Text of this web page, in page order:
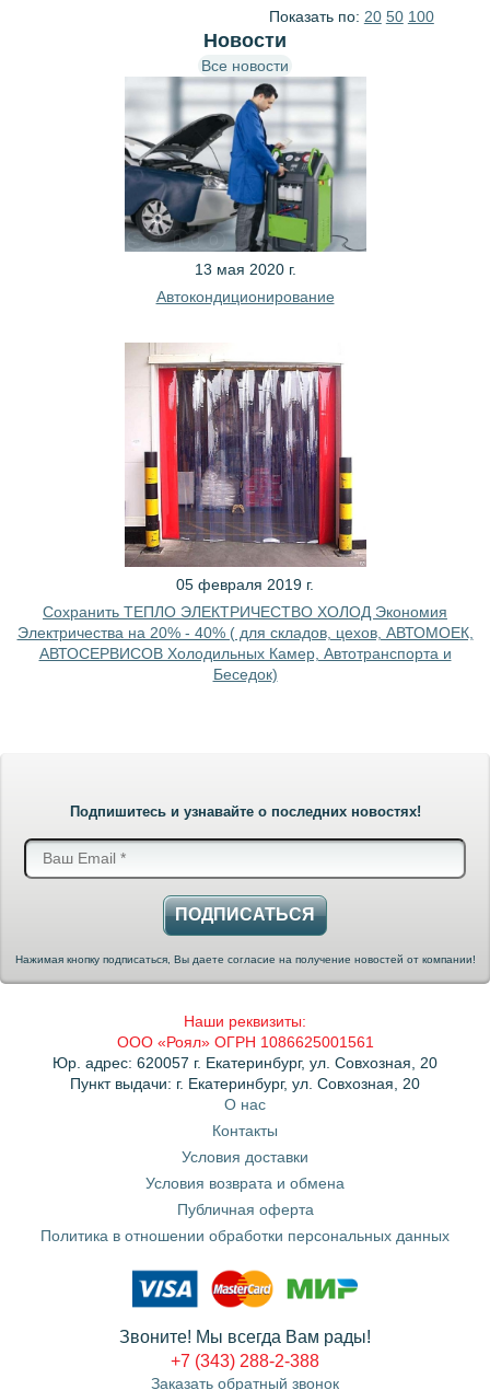
Показать по: 20 50 100
Новости
Все новости
13 мая 2020 г.
Автокондиционирование
05 февраля 2019 г.
Сохранить ТЕПЛО ЭЛЕКТРИЧЕСТВО ХОЛОД Экономия
Электричества на 20% - 40% ( для складов, цехов, АВТОМОЕК,
АВТОСЕРВИСОВ Холодильных Камер, Автотранспорта и
Беседок)
Подпишитесь и узнавайте о последних новостях!
ПОДПИСАТЬСЯ
Нажимая кнопку подписаться, Вы даете согласие на получение новостей от компании!
Наши реквизиты:
ООО «Роял» ОГРН 1086625001561
Юр. адрес: 620057 г. Екатеринбург, ул. Совхозная, 20
Пункт выдачи: г. Екатеринбург, ул. Совхозная, 20
О нас
Контакты
Условия доставки
Условия возврата и обмена
Публичная оферта
Политика в отношении обработки персональных данных
Звоните! Мы всегда Вам рады!
+7 (343) 288-2-388
Заказать обратный звонок